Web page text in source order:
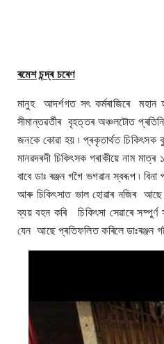
ৰমেশ চন্দ্ৰ চৰেণ
মানুহ আদৰ্শগত সৎ কৰ্মৰাজিৰে মহান
সীমান্তৱৰ্তীৰ বৃহত্তৰ অঞ্চলটোত
জনকে কোৱা হয় ৷ প্ৰকৃতাৰ্থত চিকিৎসক
মানৱদৰদী চিকিৎসক গৰাকীয়ে নাম
বাবে ডাঃ ৰঞ্জন গগৈ ভগৱান স্বৰূপ ৷
আৰু চিকিৎসাত ভাল হোৱাৰ নজিৰ আছে
ব্যয় বহন কৰি চিকিৎসা সেৱাৰে
যেন আছে প্ৰতিফলিত কৰিলে ডাঃৰঞ্জন